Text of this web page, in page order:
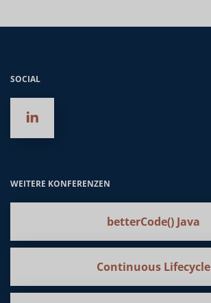
SOCIAL
WEITERE KONFERENZEN
betterCode() Java
Continuous Lifecycle